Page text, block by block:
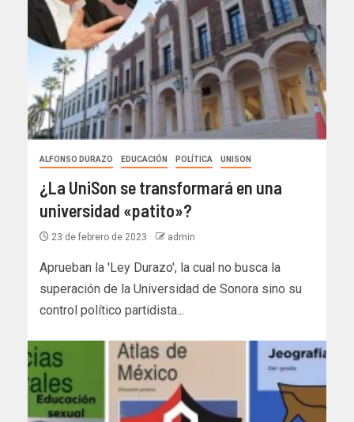
ALFONSO DURAZO EDUCACIÓN POLÍTICA UNISON
¿La UniSon se transformará en una
universidad «patito»?
23 de febrero de 2023 admin
Aprueban la 'Ley Durazo', la cual no busca la
superación de la Universidad de Sonora sino su
control político partidista...